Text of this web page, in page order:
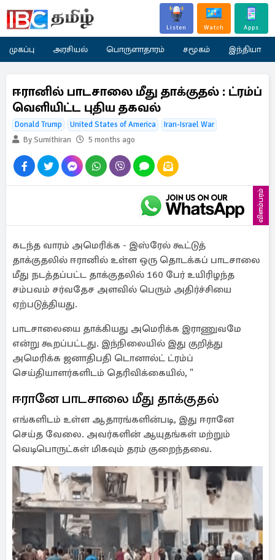
Listen Watch Apps
முகப்பு அரசியல் பொருளாதாரம் சமூகம் இந்தியா
ஈரானில் பாடசாலை மீது தாக்குதல் : ட்ரம்ப்
வெளியிட்ட புதிய தகவல்
Donald Trump United States of America
Iran-Israel War
By Sumithiran
5 months ago
விளம்பரம்
கடந்த வாரம் அமெரிக்க - இஸ்ரேல் கூட்டுத்
தாக்குதலில் ஈரானில் உள்ள ஒரு தொடக்கப் பாடசாலை
மீது நடத்தப்பட்ட தாக்குதலில் 160 பேர் உயிரிழந்த
சம்பவம் சர்வதேச அளவில் பெரும் அதிர்ச்சியை
ஏற்படுத்தியது.
பாடசாலையை தாக்கியது அமெரிக்க இராணுவமே
என்று கூறப்பட்டது. இந்நிலையில் இது குறித்து
அமெரிக்க ஜனாதிபதி டொனால்ட் ட்ரம்ப்
செய்தியாளர்களிடம் தெரிவிக்கையில், "
ஈரானே பாடசாலை மீது தாக்குதல்
எங்களிடம் உள்ள ஆதாரங்களின்படி, இது ஈரானே
செய்த வேலை. அவர்களின் ஆயுதங்கள் மற்றும்
வெடிபொருட்கள் மிகவும் தரம் குறைந்தவை.